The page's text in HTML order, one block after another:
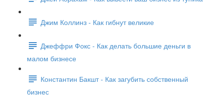
Джим Коллинз - Как гибнут великие
Джеффри Фокс - Как делать большие деньги в
малом бизнесе
Константин Бакшт - Как загубить собственный
бизнес